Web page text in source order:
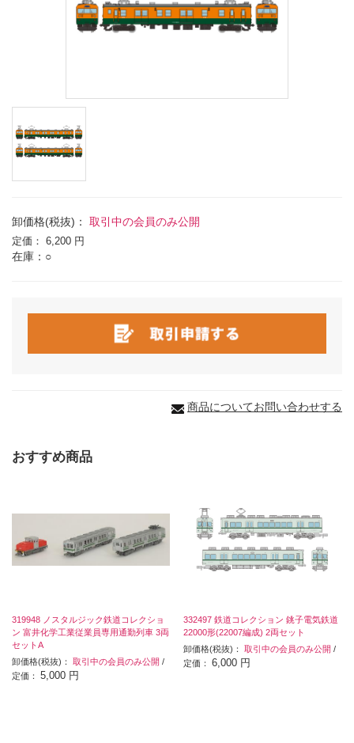
卸価格(税抜)： 取引中の会員のみ公開
定価： 6,200 円
在庫：○
商品についてお問い合わせする
おすすめ商品
319948 ノスタルジック鉄道コレクショ
ン 富井化学工業従業員専用通勤列車 3両
セットA
卸価格(税抜)： 取引中の会員のみ公開 /
定価： 5,000 円
332497 鉄道コレクション 銚子電気鉄道
22000形(22007編成) 2両セット
卸価格(税抜)：取引中の会員のみ公開 /
定価：6,000 円